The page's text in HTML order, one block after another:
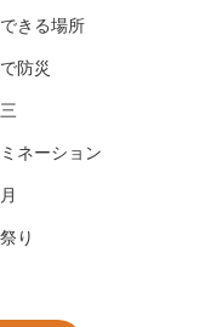
きる場所
防災
ネーション
り